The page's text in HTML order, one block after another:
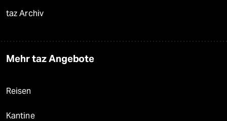
taz Archiv
Mehr taz Angebote
Reisen
Kantine